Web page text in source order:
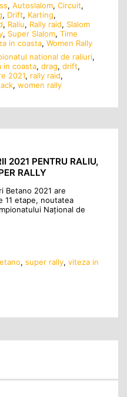
, Autoslalom, Circuit,
, Drift, Karting,
, Raliu, Rally raid, Slalom
, Super Slalom, Time
in coasta, Women Rally
national de raliuri,
in coasta, drag, drift,
2021, rally raid,
, women rally
2021 PENTRU RALIU,
RALLY
Betano 2021 are
11 etape, noutatea
Naţional de
, super rally, viteza in